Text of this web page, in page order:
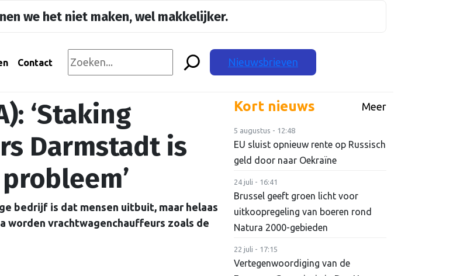
we het niet maken, wel makkelijker.
Contact Nieuwsbrieven
‘Staking
Darmstadt is
bedrijf is dat mensen uitbuit, maar helaas
worden vrachtwagenchauffeurs zoals de
Kort nieuws Meer
5 augustus - 12:48
EU sluist opnieuw rente op Russisch
geld door naar Oekraïne
24 juli - 16:41
Brussel geeft groen licht voor
uitkoopregeling van boeren rond
Natura 2000-gebieden
22 juli - 17:15
Vertegenwoordiging van de